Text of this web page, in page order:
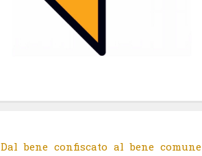
Dal bene confiscato al bene comune